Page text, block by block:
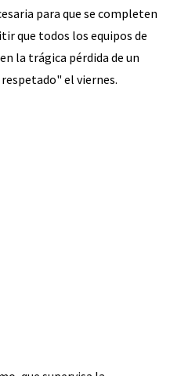
para que se completen
que todos los equipos de
la trágica pérdida de un
el viernes.